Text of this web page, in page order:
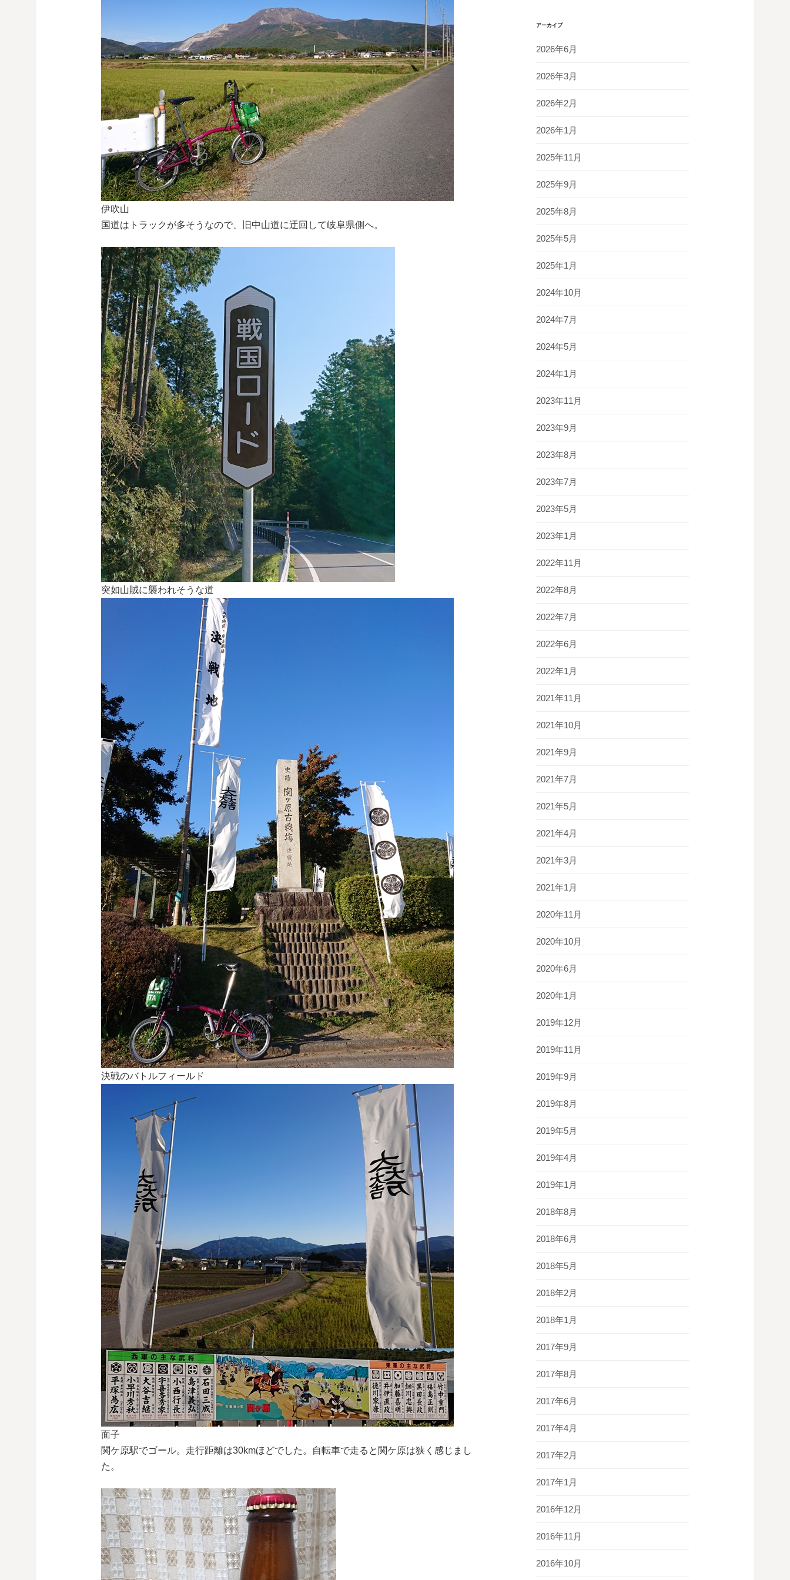
伊吹山
国道はトラックが多そうなので、旧中山道に迂回して岐阜県側へ。
突如山賊に襲われそうな道
決戦のバトルフィールド
面子
関ケ原駅でゴール。走行距離は30kmほどでした。自転車で走ると関ケ原は狭く感じまし
た。
アーカイブ
2026年6月
2026年3月
2026年2月
2026年1月
2025年11月
2025年9月
2025年8月
2025年5月
2025年1月
2024年10月
2024年7月
2024年5月
2024年1月
2023年11月
2023年9月
2023年8月
2023年7月
2023年5月
2023年1月
2022年11月
2022年8月
2022年7月
2022年6月
2022年1月
2021年11月
2021年10月
2021年9月
2021年7月
2021年5月
2021年4月
2021年3月
2021年1月
2020年11月
2020年10月
2020年6月
2020年1月
2019年12月
2019年11月
2019年9月
2019年8月
2019年5月
2019年4月
2019年1月
2018年8月
2018年6月
2018年5月
2018年2月
2018年1月
2017年9月
2017年8月
2017年6月
2017年4月
2017年2月
2017年1月
2016年12月
2016年11月
2016年10月